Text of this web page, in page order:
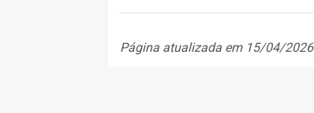
Página atualizada em 15/04/2026